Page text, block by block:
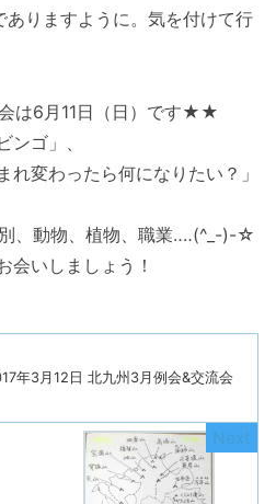
すように。気を付けて行
は6月11日（日）です★★
ゴ」、
変わったら何になりたい？」
、植物、職業‥‥(^_-)-☆
いしましょう！
年3月12日 北九州3月例会&交流会